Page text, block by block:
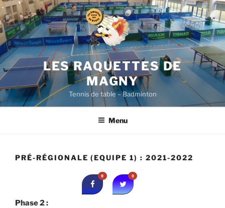
Aller
au
contenu
principal
LES RAQUETTES DE
MAGNY
Tennis de table – Badminton
Menu
PRÉ-RÉGIONALE (EQUIPE 1) : 2021-2022
0 0
Phase 2 :